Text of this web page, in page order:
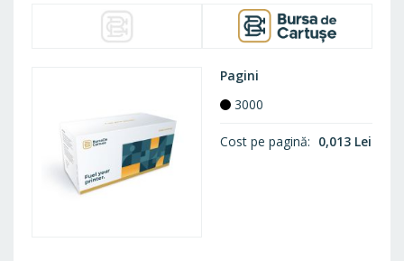
Pagini
3000
Cost pe pagină 0,013 Lei